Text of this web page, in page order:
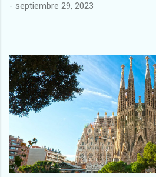
- septiembre 29, 2023